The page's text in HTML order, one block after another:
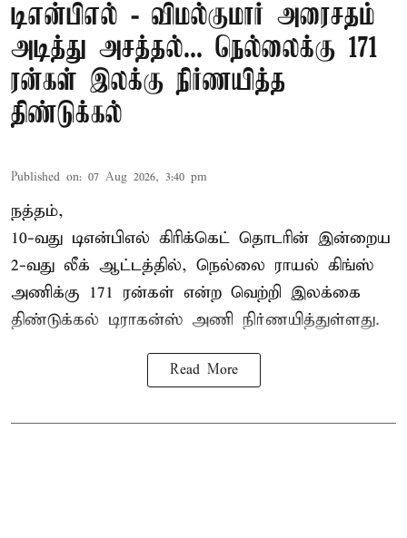
டிஎன்பிஎல் - விமல்குமார் அரைசதம்
அடித்து அசத்தல்... நெல்லைக்கு 171
ரன்கள் இலக்கு நிர்ணயித்த
திண்டுக்கல்
Published on: 07 Aug 2026, 3:40 pm
நத்தம்,
10-வது டிஎன்பிஎல் கிரிக்கெட் தொடரின் இன்றைய
2-வது லீக் ஆட்டத்தில், நெல்லை ராயல் கிங்ஸ்
அணிக்கு 171 ரன்கள் என்ற வெற்றி இலக்கை
திண்டுக்கல் டிராகன்ஸ் அணி நிர்ணயித்துள்ளது.
Read More